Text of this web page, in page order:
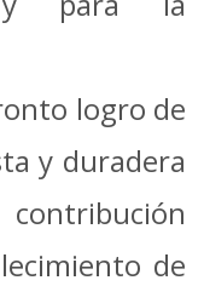
logro de
y duradera
de